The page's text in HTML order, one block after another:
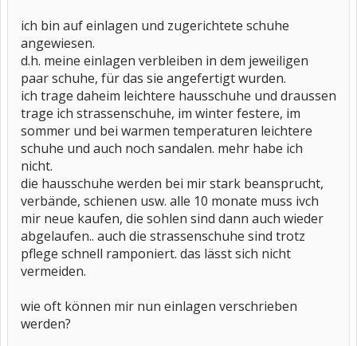
ich bin auf einlagen und zugerichtete schuhe
angewiesen.
d.h. meine einlagen verbleiben in dem jeweiligen
paar schuhe, für das sie angefertigt wurden.
ich trage daheim leichtere hausschuhe und draussen
trage ich strassenschuhe, im winter festere, im
sommer und bei warmen temperaturen leichtere
schuhe und auch noch sandalen. mehr habe ich
nicht.
die hausschuhe werden bei mir stark beansprucht,
verbände, schienen usw. alle 10 monate muss ivch
mir neue kaufen, die sohlen sind dann auch wieder
abgelaufen.. auch die strassenschuhe sind trotz
pflege schnell ramponiert. das lässt sich nicht
vermeiden.
wie oft können mir nun einlagen verschrieben
werden?